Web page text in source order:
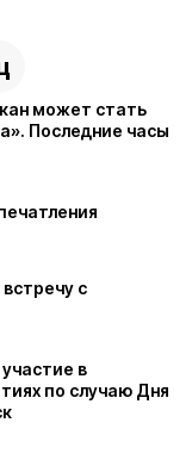
может стать
Последние часы
с
в
по случаю Дня